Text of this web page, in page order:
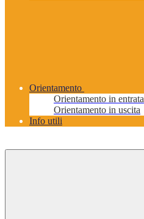
Orientamento
Orientamento in entrata
Orientamento in uscita
Info utili